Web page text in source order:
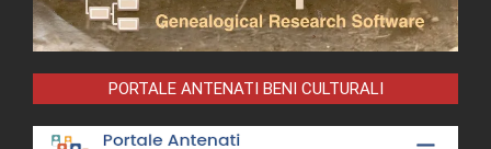
PORTALE ANTENATI BENI CULTURALI